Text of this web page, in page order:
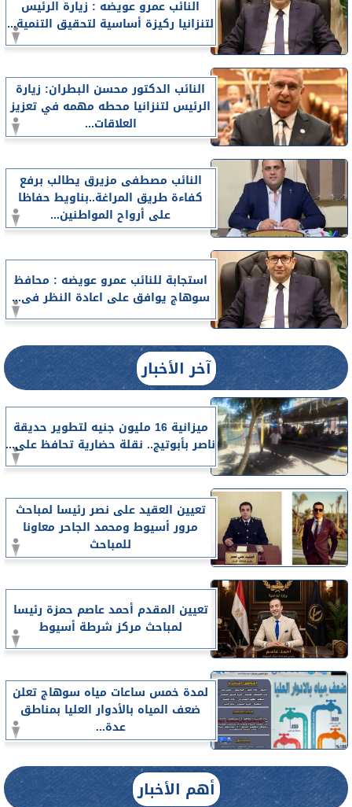
النائب عمرو عويضه : زيارة الرئيس
لتنزانيا ركيزة أساسية لتحقيق التنمية...
النائب الدكتور محسن البطران: زيارة
الرئيس لتنزانيا محطه مهمه في تعزيز
العلاقات...
النائب مصطفى مزيرق يطالب برفع
كفاءة طريق المراغة..بناويط حفاظا
على أرواح المواطنين...
استجابة للنائب عمرو عويضه : محافظ
سوهاج يوافق على اعادة النظر فى...
آخر الأخبار
ميزانية 16 مليون جنيه لتطوير حديقة
ناصر بأبوتيج.. نقلة حضارية تحافظ على...
تعيين العقيد على نصر رئيسا لمباحث
مرور أسيوط ومحمد الجاحر معاونا
للمباحث
تعيين المقدم أحمد عاصم حمزة رئيسا
لمباحث مركز شرطة أسيوط
لمدة خمس ساعات مياه سوهاج تعلن
ضعف المياه بالأدوار العليا بمناطق
عدة...
أهم الأخبار